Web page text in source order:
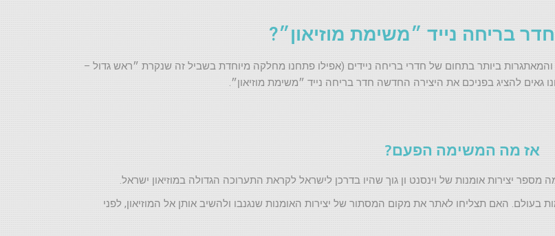
בריחה נייד ״משימת מוזיאון״?
ביותר בתחום של חדרי בריחה ניידים (אפילו פתחנו מחלקה מיוחדת בשביל זה שנקרת ״ראש גדול –
גאים להציג בפניכם את היצירה החדשה חדר בריחה נייד ״משימת מוזיאון״.
אז מה המשימה הפעם?
יצירות אומנות של וינסנט ון גוך שהיו בדרכן לישראל לקראת התערוכה הגדולה במוזיאון ישראל.
האם תצליחו לאתר את מקום המסתור של יצירות האומנות שנגנבו ולהשיב אותן אל המוזיאון, לפני